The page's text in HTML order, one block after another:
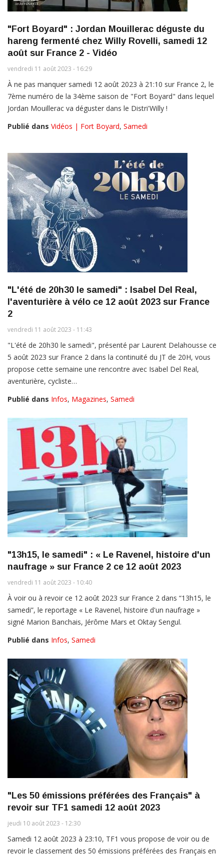
"Fort Boyard" : Jordan Mouillerac déguste du
hareng fermenté chez Willy Rovelli, samedi 12
août sur France 2 - Vidéo
vendredi 11 août 2023 - 16:29
À ne pas manquer samedi 12 août 2023 à 21:10 sur France 2, le
7ème numéro de la 34ème saison de "Fort Boyard" dans lequel
Jordan Mouillerac va déguster dans le Distri'Willy !
Publié dans Vidéos | Fort Boyard, Samedi
"L'été de 20h30 le samedi" : Isabel Del Real,
l'aventurière à vélo ce 12 août 2023 sur France
2
vendredi 11 août 2023 - 11:43
"L'été de 20h30 le samedi", présenté par Laurent Delahousse ce
5 août 2023 sur France 2 dans la continuité du JT de 20H, vous
propose cette semaine une rencontre avec Isabel Del Real,
aventurière, cycliste…
Publié dans Infos, Magazines, Samedi
"13h15, le samedi" : « Le Ravenel, histoire d'un
naufrage » sur France 2 ce 12 août 2023
vendredi 11 août 2023 - 10:40
À voir ou à revoir ce 12 août 2023 sur France 2 dans “13h15, le
samedi”, le reportage « Le Ravenel, histoire d'un naufrage »
signé Marion Banchais, Jérôme Mars et Oktay Sengul.
Publié dans Infos, Samedi
"Les 50 émissions préférées des Français" à
revoir sur TF1 samedi 12 août 2023
jeudi 10 août 2023 - 12:30
Samedi 12 août 2023 à 23:10, TF1 vous propose de voir ou de
revoir le classement des 50 émissions préférées des Français en